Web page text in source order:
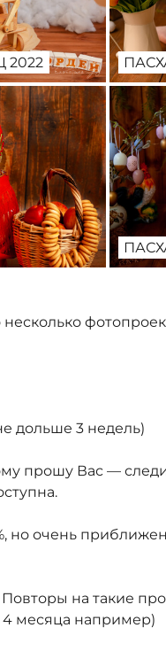
дольше 3 недель)
Вас — следите
но очень
на такие
4 месяца например)